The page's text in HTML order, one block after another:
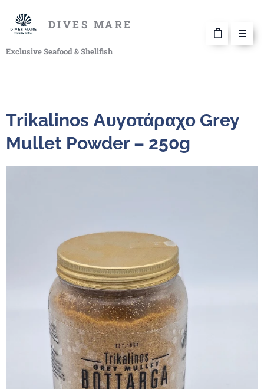
DIVES MARE
Exclusive Seafood & Shellfish
Trikalinos Αυγοτάραχο Grey
Mullet Powder – 250g